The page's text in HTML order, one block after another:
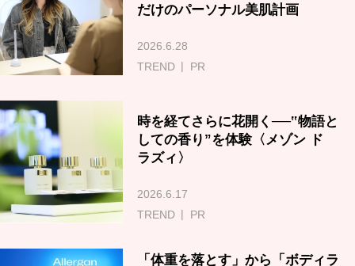
だけのパーソナル美肌計画
2026.6.28
TREND
PR
時を経てさらに花開く──‟物語と
しての香り”を体験〈メゾン ド
ラズィ〉
2026.6.17
TREND
PR
「体重を落とす」から「ボディラ